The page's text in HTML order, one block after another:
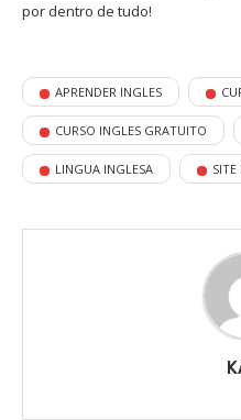
por dentro de tudo!
APRENDER INGLES
CURSO INGLES GRATUITO
LINGUA INGLESA SITE